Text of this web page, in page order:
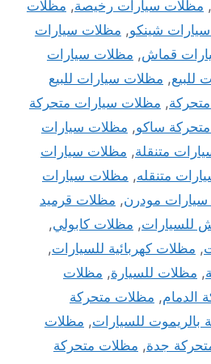
, مظلات سيارات رخيصة, مظلات
شينكو, مظلات سيارات
قماش, مظلات سيارات
للبيع, مظلات سيارات للبيع
, مظلات سيارات متحركة
ساكو, مظلات سيارات
متنقلة, مظلات سيارات
متنقله, مظلات سيارات
مودرن, مظلات قرميد
للسيارات, مظلات كابولي,
, مظلات كهربائية للسيارات,
, مظلات للسيارة, مظلات
الدمام, مظلات متحركة
بالريموت للسيارات, مظلات
جدة, مظلات متحركة